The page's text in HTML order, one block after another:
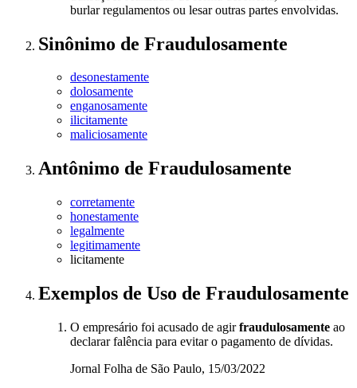
burlar regulamentos ou lesar outras partes envolvidas.
Sinônimo de Fraudulosamente
desonestamente
dolosamente
enganosamente
ilicitamente
maliciosamente
Antônimo de Fraudulosamente
corretamente
honestamente
legalmente
legitimamente
licitamente
Exemplos de Uso de Fraudulosamente
O empresário foi acusado de agirfraudulosamente ao
declarar falência para evitar o pagamento de dívidas.
Jornal Folha de São Paulo, 15/03/2022